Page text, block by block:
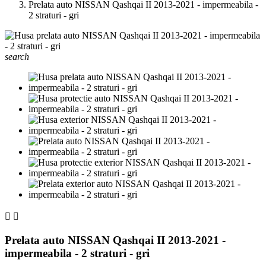
Prelata auto NISSAN Qashqai II 2013-2021 - impermeabila -
2 straturi - gri
search
 
Prelata auto NISSAN Qashqai II 2013-2021 -
impermeabila - 2 straturi - gri